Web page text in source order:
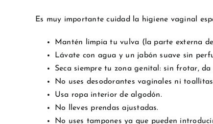
Es muy importante cuidad la higiene vaginal
Mantén limpia tu vulva (la parte externa
Lávate con agua y un jabón suave sin
Seca siempre tu zona genital: sin frotar,
No uses desodorantes vaginales ni
Usa ropa interior de algodón.
No lleves prendas ajustadas.
No uses tampones ya que pueden